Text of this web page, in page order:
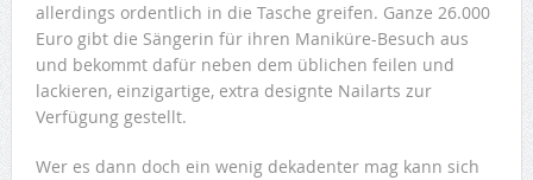
allerdings ordentlich in die Tasche greifen. Ganze 26.000
Euro gibt die Sängerin für ihren Maniküre-Besuch aus
und bekommt dafür neben dem üblichen feilen und
lackieren, einzigartige, extra designte Nailarts zur
Verfügung gestellt.
Wer es dann doch ein wenig dekadenter mag kann sich